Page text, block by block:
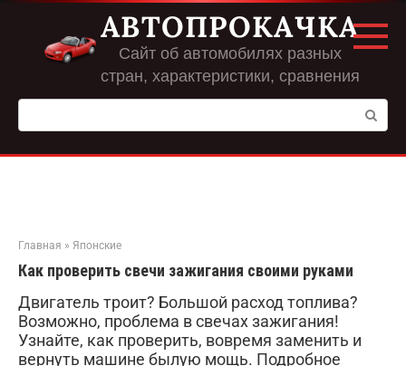
Перейти
контенту
АВТОПРОКАЧКА
Сайт об автомобилях разных
стран, характеристики, сравнения
Поиск:
Главная » Японские
Как проверить свечи зажигания своими руками
Двигатель троит? Большой расход топлива?
Возможно, проблема в свечах зажигания!
Узнайте, как проверить, вовремя заменить и
вернуть машине былую мощь. Подробное